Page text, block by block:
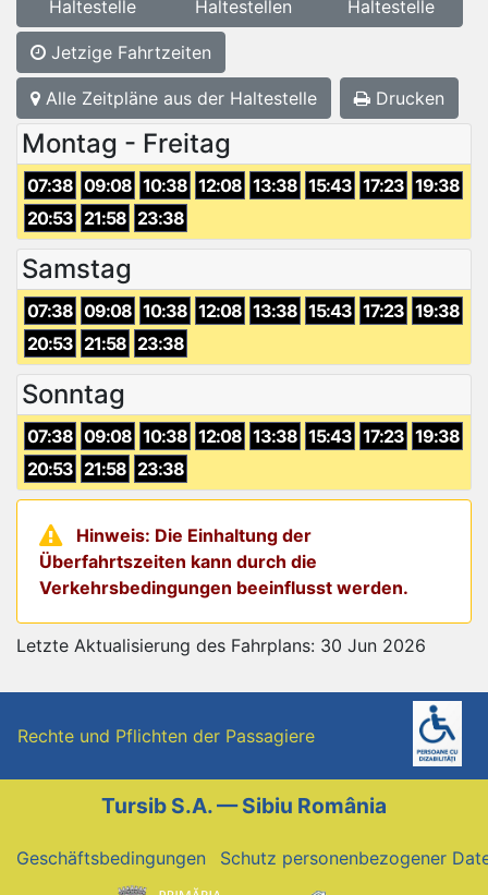
Haltestelle
Haltestellen
Haltestelle
Jetzige Fahrtzeiten
Alle Zeitpläne aus der Haltestelle Drucken
Montag - Freitag
07:38 09:08 10:38 12:08 13:38 15:43 17:23 19:38
20:53 21:58 23:38
Samstag
07:38 09:08 10:38 12:08 13:38 15:43 17:23 19:38
20:53 21:58 23:38
Sonntag
07:38 09:08 10:38 12:08 13:38 15:43 17:23 19:38
20:53 21:58 23:38
Hinweis: Die Einhaltung der
Überfahrtszeiten kann durch die
Verkehrsbedingungen beeinflusst werden.
Letzte Aktualisierung des Fahrplans: 30 Jun 2026
Rechte und Pflichten der Passagiere
Tursib S.A. — Sibiu România
Geschäftsbedingungen Schutz personenbezogener